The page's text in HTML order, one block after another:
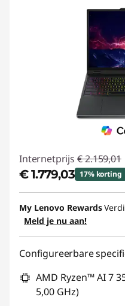
Internetprijs € 2.159,01
€ 1.779,03 17% korting
eCoupon-
eCoupon gebruiken :
My Lenovo Rewards
Meld je nu aan!
Configureerbare
AMD Ryzen™ AI 7
5,00 GHz)